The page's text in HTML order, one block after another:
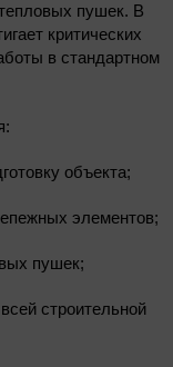
пушек. В
критических
в стандартном
объекта;
элементов;
пушек;
строительной